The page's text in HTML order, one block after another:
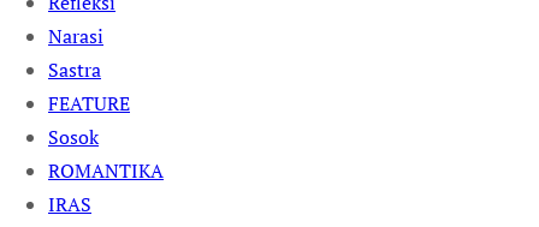
Narasi
Sastra
FEATURE
Sosok
ROMANTIKA
IRAS